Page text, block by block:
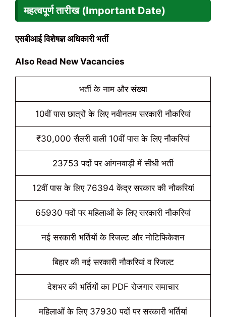
महत्वपूर्ण तारीख (Important Date)
एसबीआई विशेषज्ञ अधिकारी भर्ती
Also Read New Vacancies
भर्ती के नाम और संख्या
10वीं पास छात्रों के लिए नवीनतम सरकारी नौकरियां
₹30,000 सैलरी वाली 10वीं पास के लिए नौकरियां
23753 पदों पर आंगनवाड़ी में सीधी भर्ती
12वीं पास के लिए 76394 केंद्र सरकार की नौकरियां
65930 पदों पर महिलाओं के लिए सरकारी नौकरियां
नई सरकारी भर्तियों के रिजल्ट और नोटिफिकेशन
बिहार की नई सरकारी नौकरियां व रिजल्ट
देशभर की भर्तियों का PDF रोजगार समाचार
महिलाओं के लिए 37930 पदों पर सरकारी भर्तियां